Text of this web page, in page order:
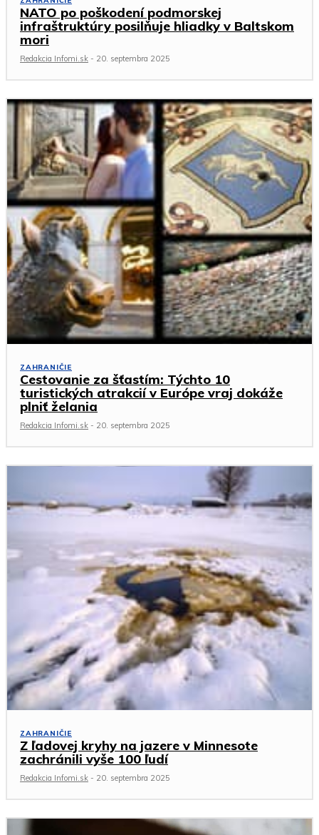
NATO po poškodení podmorskej
infraštruktúry posilňuje hliadky v Baltskom
mori
Redakcia Infomi.sk - 20. septembra 2025
ZAHRANIČIE
Cestovanie za šťastím: Týchto 10
turistických atrakcií v Európe vraj dokáže
plniť želania
Redakcia Infomi.sk - 20. septembra 2025
ZAHRANIČIE
Z ľadovej kryhy na jazere v Minnesote
zachránili vyše 100 ľudí
Redakcia Infomi.sk - 20. septembra 2025